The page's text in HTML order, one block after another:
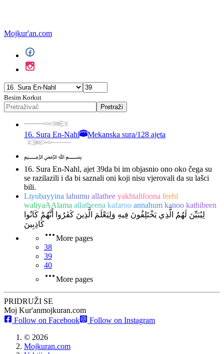
Mojkur'an.com
Besim Korkut
Pretraži
16. Sura En-Nahl Mekanska sura/128 ajeta
﷽
16. Sura En-Nahl, ajet 39da bi im objasnio ono oko čega su
se razilazili i da bi saznali oni koji nisu vjerovali da su lašci
bili.
Liyubayyina lahumu allathee yakhtalifoona feehi
waliyaAAlama allatheena kafaroo annahum kanoo kathibeen
لِيُبَيِّنَ لَهُمُ الَّذِي يَخْتَلِفُونَ فِيهِ وَلِيَعْلَمَ الَّذِينَ كَفَرُوا أَنَّهُمْ كَانُوا
كَاذِبِينَ
More pages
38
39
40
More pages
PRIDRUŽI SE
Moj Kur'anmojkuran.com
Follow on Facebook
Follow on Instagram
© 2026
Mojkuran.com